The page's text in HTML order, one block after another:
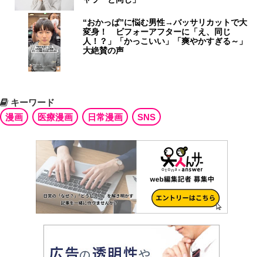
“おかっぱ”に悩む男性→バッサリカットで大
変身！ ビフォーアフターに「え、同じ
人！？」「かっこいい」「爽やかすぎる～」
大絶賛の声
キーワード
漫画
医療漫画 日常漫画 SNS